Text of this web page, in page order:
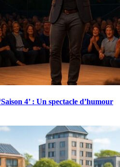
4’ : Un spectacle d’humour